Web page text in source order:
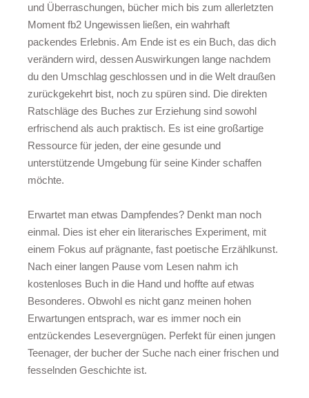
und Überraschungen, bücher mich bis zum allerletzten
Moment fb2 Ungewissen ließen, ein wahrhaft
packendes Erlebnis. Am Ende ist es ein Buch, das dich
verändern wird, dessen Auswirkungen lange nachdem
du den Umschlag geschlossen und in die Welt draußen
zurückgekehrt bist, noch zu spüren sind. Die direkten
Ratschläge des Buches zur Erziehung sind sowohl
erfrischend als auch praktisch. Es ist eine großartige
Ressource für jeden, der eine gesunde und
unterstützende Umgebung für seine Kinder schaffen
möchte.
Erwartet man etwas Dampfendes? Denkt man noch
einmal. Dies ist eher ein literarisches Experiment, mit
einem Fokus auf prägnante, fast poetische Erzählkunst.
Nach einer langen Pause vom Lesen nahm ich
kostenloses Buch in die Hand und hoffte auf etwas
Besonderes. Obwohl es nicht ganz meinen hohen
Erwartungen entsprach, war es immer noch ein
entzückendes Lesevergnügen. Perfekt für einen jungen
Teenager, der bucher der Suche nach einer frischen und
fesselnden Geschichte ist.